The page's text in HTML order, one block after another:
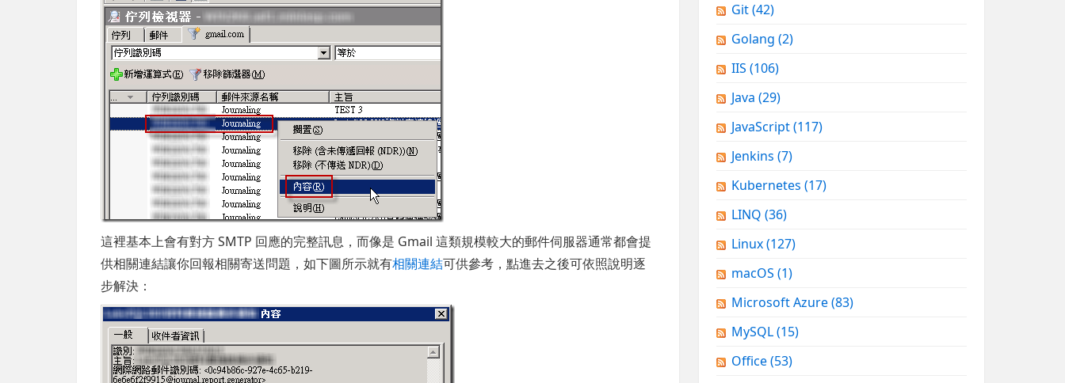
這裡基本上會有對方 SMTP 回應的完整訊息，而像是 Gmail 這類規模較大的郵件伺服器通常都會提
供相關連結讓你回報相關寄送問題，如下圖所示就有相關連結可供參考，點進去之後可依照說明逐
步解決：
Git(42)
Golang (2)
IIS (106)
Java (29)
JavaScript(117)
Jenkins (7)
Kubernetes (17)
LINQ (36)
Linux(127)
macOS (1)
Microsoft Azure(83)
MySQL(15)
Office(53)